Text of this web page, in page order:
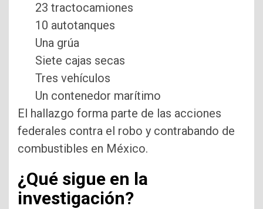
23 tractocamiones
10 autotanques
Una grúa
Siete cajas secas
Tres vehículos
Un contenedor marítimo
El hallazgo forma parte de las acciones
federales contra el robo y contrabando de
combustibles en México.
¿Qué sigue en la
investigación?